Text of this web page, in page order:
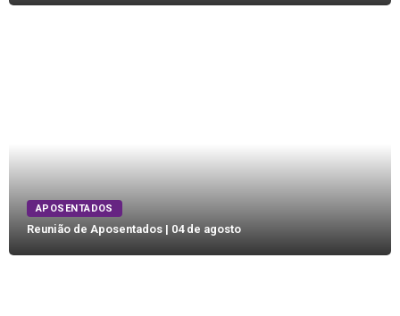
APOSENTADOS
Reunião de Aposentados | 04 de agosto